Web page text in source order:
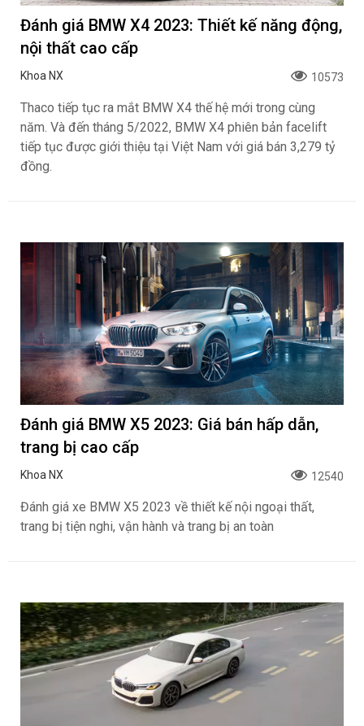
Đánh giá BMW X4 2023: Thiết kế năng động,
nội thất cao cấp
Khoa NX 10573
Thaco tiếp tục ra mắt BMW X4 thế hệ mới trong cùng
năm. Và đến tháng 5/2022, BMW X4 phiên bản facelift
tiếp tục được giới thiệu tại Việt Nam với giá bán 3,279 tỷ
đồng.
Đánh giá BMW X5 2023: Giá bán hấp dẫn,
trang bị cao cấp
Khoa NX 12540
Đánh giá xe BMW X5 2023 về thiết kế nội ngoại thất,
trang bị tiện nghi, vận hành và trang bị an toàn